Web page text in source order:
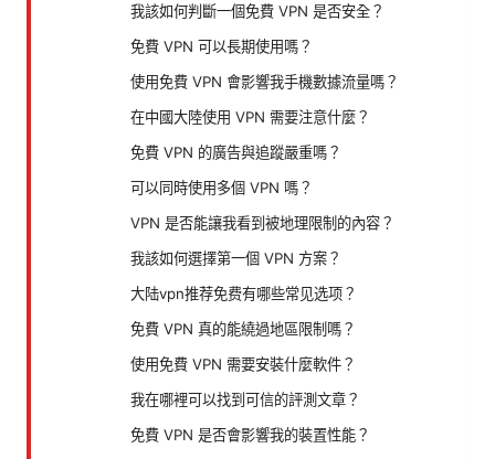
我該如何判斷一個免費 VPN 是否安全？
免費 VPN 可以長期使用嗎？
使用免費 VPN 會影響我手機數據流量嗎？
在中國大陸使用 VPN 需要注意什麼？
免費 VPN 的廣告與追蹤嚴重嗎？
可以同時使用多個 VPN 嗎？
VPN 是否能讓我看到被地理限制的內容？
我該如何選擇第一個 VPN 方案？
大陆vpn推荐免费有哪些常见选项？
免費 VPN 真的能繞過地區限制嗎？
使用免費 VPN 需要安裝什麼軟件？
我在哪裡可以找到可信的評測文章？
免費 VPN 是否會影響我的裝置性能？